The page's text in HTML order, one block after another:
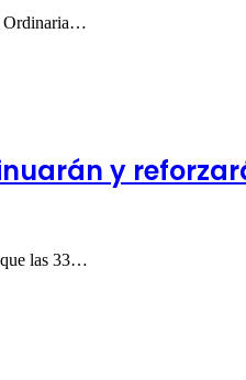
Ordinaria…
y
que las 33…